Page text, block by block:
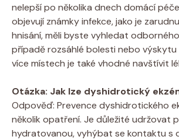
nelepší po několika‍ dnech domácí
objevují známky ‌infekce, jako je
hnisání, měli byste vyhledat
případě rozsáhlé bolesti‍ nebo výskytu
více místech je také vhodné navštívit
Otázka: Jak lze dyshidrotický
Odpověď: Prevence dyshidrotického
několik opatření. Je důležité udržovat⁤
hydratovanou, vyhýbat‌ se kontaktu s